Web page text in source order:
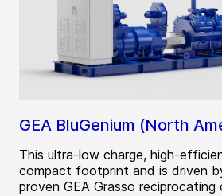
GEA BluGenium (North
This ultra-low charge, high-
compact footprint and is driven
proven GEA Grasso reciprocating